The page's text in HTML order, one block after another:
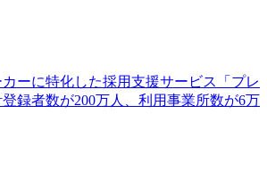
ーに特化した採用支援サービス「プレ
録者数が200万人、利用事業所数が6万